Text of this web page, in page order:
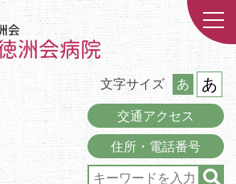
文字サイズ あ あ
交通アクセス
住所・電話番号